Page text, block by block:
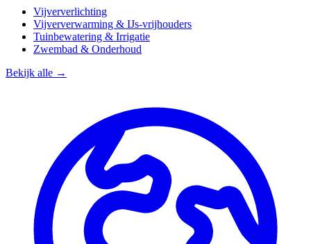
Vijververlichting
Vijververwarming & IJs-vrijhouders
Tuinbewatering & Irrigatie
Zwembad & Onderhoud
Bekijk alle →